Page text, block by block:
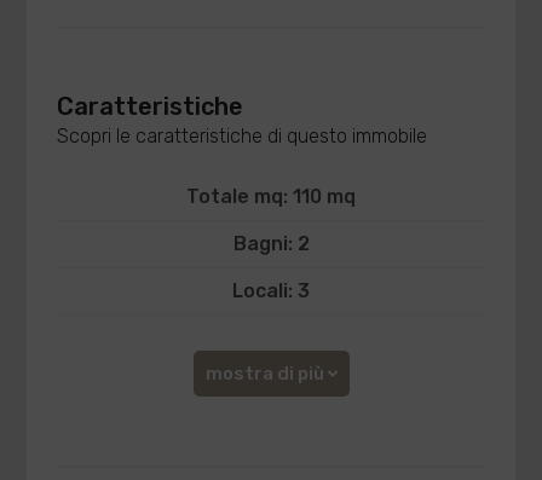
Caratteristiche
Scopri le caratteristiche di questo immobile
Totale mq: 110 mq
Bagni: 2
Locali: 3
mostra di più